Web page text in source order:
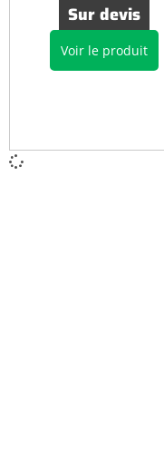
Sur devis
Voir le produit